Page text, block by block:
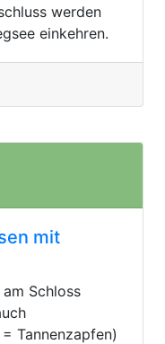
werden
einkehren.
mit
Schloss
Tannenzapfen)